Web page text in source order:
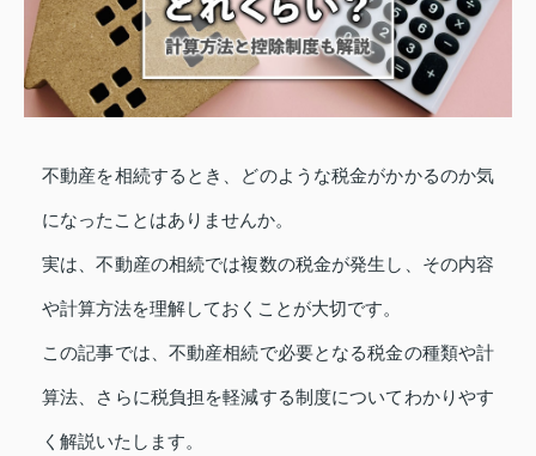
不動産を相続するとき、どのような税金がかかるのか気
になったことはありませんか。
実は、不動産の相続では複数の税金が発生し、その内容
や計算方法を理解しておくことが大切です。
この記事では、不動産相続で必要となる税金の種類や計
算法、さらに税負担を軽減する制度についてわかりやす
く解説いたします。